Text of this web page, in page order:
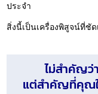
ประจำ
สิ่งนี้เป็นเครื่องพิสูจน์ที่ชั
ไม่สำคัญว่
แต่สำคัญที่คุณ